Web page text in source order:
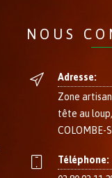
NOUS
Adresse:
Zone
tête au
COLOMBE-
Téléphone: